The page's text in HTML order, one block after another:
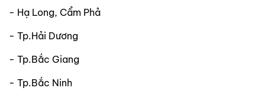
- Hạ Long, Cẩm Phả
- Tp.Hải Dương
- Tp.Bắc Giang
- Tp.Bắc Ninh